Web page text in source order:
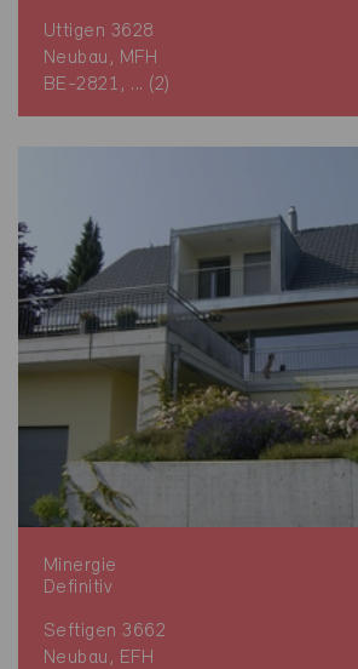
Uttigen 3628
Neubau, MFH
BE-2821, ... (2)
Minergie
Definitiv
Seftigen 3662
Neubau, EFH